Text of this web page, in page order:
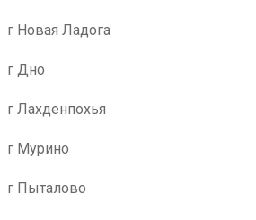
г Новая Ладога
г Дно
г Лахденпохья
г Мурино
г Пыталово